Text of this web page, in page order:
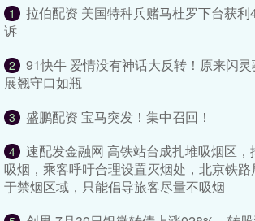
1
拉伯配资 美国特种兵赌马杜罗下台获
诉
2
91快牛 爱情没有神话大反转！原来闪
展翘守口如瓶
3 盛鹏配资 宝马突发！集中召回！
4
速配发金融网 高铁站台成扎堆吸烟区，
吸烟，乘客呼吁合理设置灭烟处，北京铁
于禁烟区域，只能倡导旅客尽量不吸烟